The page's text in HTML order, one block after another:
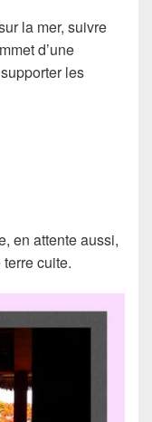
la mer, suivre
d’une
les
en attente aussi,
cuite.